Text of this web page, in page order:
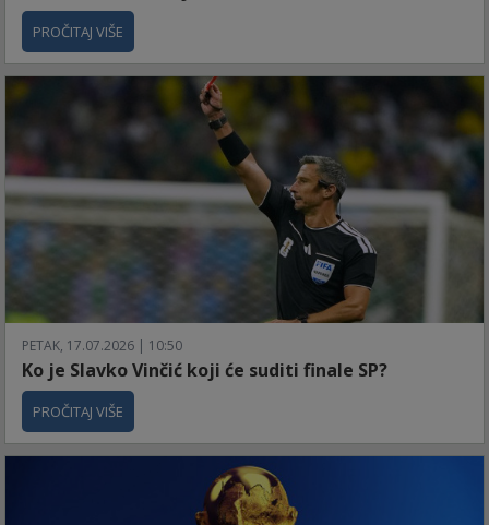
PROČITAJ VIŠE
PETAK, 17.07.2026 | 10:50
Ko je Slavko Vinčić koji će suditi finale SP?
PROČITAJ VIŠE